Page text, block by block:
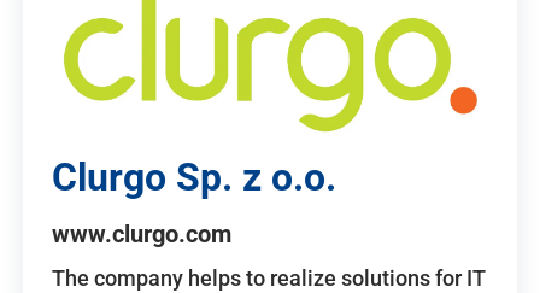
Clurgo Sp. z o.o.
www.clurgo.com
The company helps to realize solutions for IT